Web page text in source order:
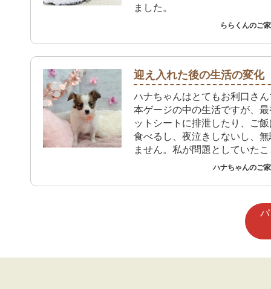
ました。
ららくんのご
迎え入れた後の生活の変化
ハナちゃんはとてもお利口さ
本ゲージの中の生活ですが、
ットシートに排泄したり、ご
食べるし、夜泣きしないし、
ません。私が問題としていた
問題もなく過ごしています。
の毛並みを撫ぜることで癒さ
ハナちゃんのご